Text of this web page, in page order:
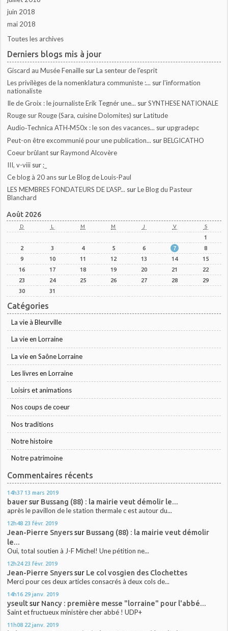
juin 2018
mai 2018
Toutes les archives
Derniers blogs mis à jour
Giscard au Musée Fenaille surLa senteur de l'esprit
Les privilèges de la nomenklatura communiste :... surl'information
nationaliste
Ile de Groix : le journaliste Erik Tegnér une... surSYNTHESE NATIONALE
Rouge sur Rouge (Sara, cuisine Dolomites) surLatitude
Audio‑Technica ATH‑M50x : le son des vacances... surupgradepc
Peut-on être excommunié pour une publication... surBELGICATHO
Coeur brûlant surRaymond Alcovère
III, v-viii sur;_
Ce blog à 20 ans surLe Blog de Louis-Paul
LES MEMBRES FONDATEURS DE L'ASP... surLe Blog du Pasteur
Blanchard
Août 2026
D L M M J V S
1
2
3 4 5 6 7
8
9
10 11 12 13 14
15
16
17 18 19 20 21
22
23
24 25 26 27 28
29
30
31
Catégories
La vie à Bleurville
La vie en Lorraine
La vie en Saône Lorraine
Les livres en Lorraine
Loisirs et animations
Nos coups de coeur
Nos traditions
Notre histoire
Notre patrimoine
Commentaires récents
14h37 13 mars 2019
bauersur Bussang (88) : la mairie veut démolir le...
après le pavillon de le station thermale c est autour du...
12h48 23 févr. 2019
Jean-Pierre Snyerssur Bussang (88) : la mairie veut démolir
le...
Oui, total soutien à J-F Michel! Une pétition ne...
12h24 23 févr. 2019
Jean-Pierre Snyerssur Le col vosgien des Clochettes
Merci pour ces deux articles consacrés à deux cols de...
14h16 29 janv. 2019
yseultsur Nancy : première messe "lorraine" pour l'abbé...
Saint et fructueux ministère cher abbé ! UDP+
11h08 22 janv. 2019